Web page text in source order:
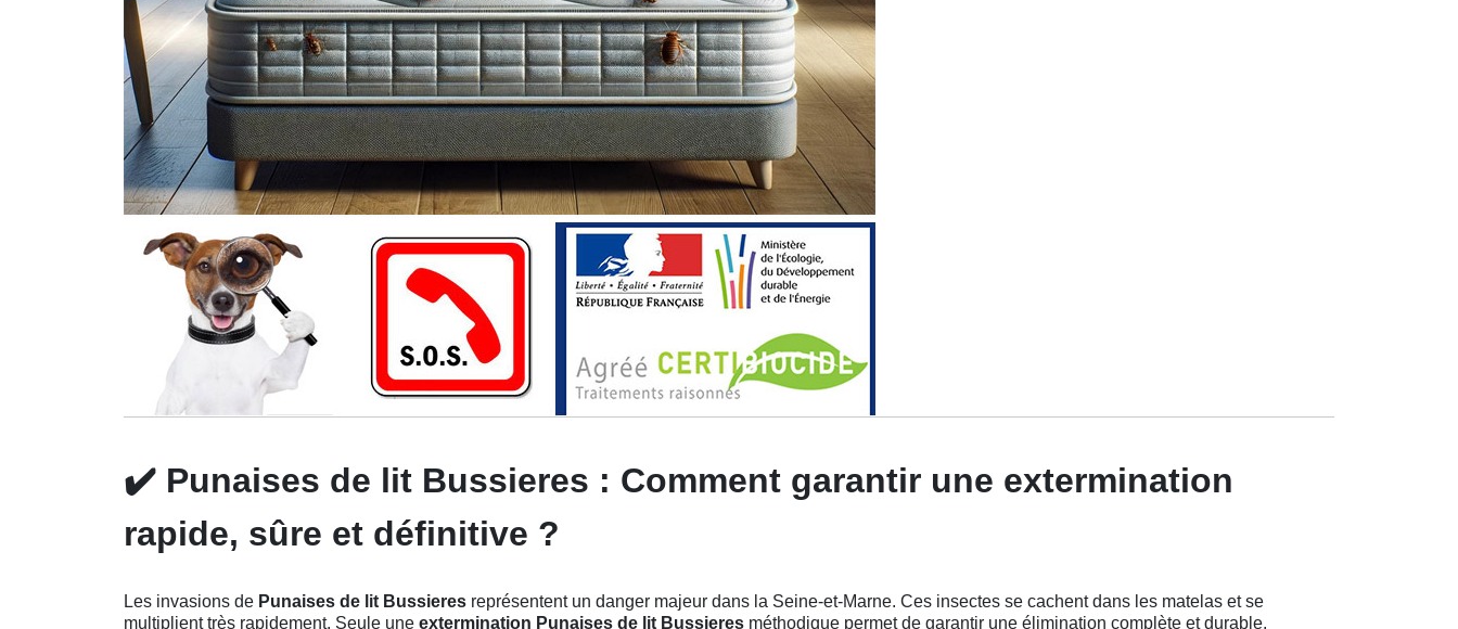
✔️ Punaises de lit Bussieres : Comment garantir une extermination
rapide, sûre et définitive ?
Les invasions de Punaises de lit Bussieres représentent un danger majeur dans la Seine-et-Marne. Ces insectes se cachent dans les matelas et se
multiplient très rapidement. Seule une extermination Punaises de lit Bussieres méthodique permet de garantir une élimination complète et durable.